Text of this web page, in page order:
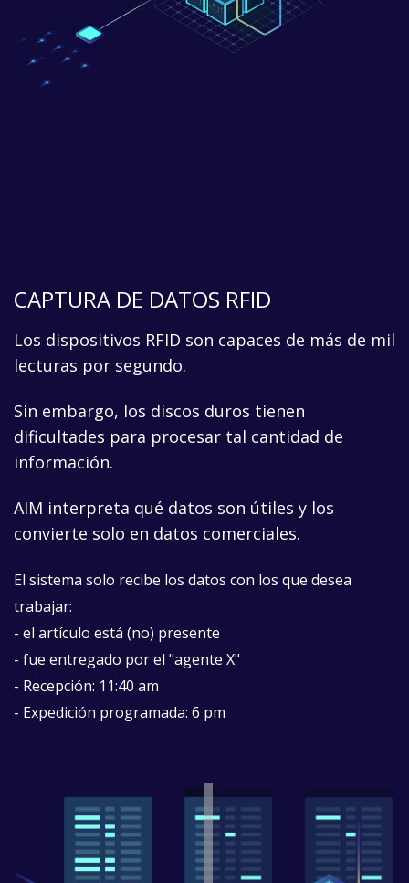
CAPTURA DE DATOS RFID
Los dispositivos RFID son capaces de más de mil
lecturas por segundo.
Sin embargo, los discos duros tienen
dificultades para procesar tal cantidad de
información.
AIM interpreta qué datos son útiles y los
convierte solo en datos comerciales.
El sistema solo recibe los datos con los que desea
trabajar:
- el artículo está (no) presente
- fue entregado por el "agente X"
- Recepción: 11:40 am
- Expedición programada: 6 pm